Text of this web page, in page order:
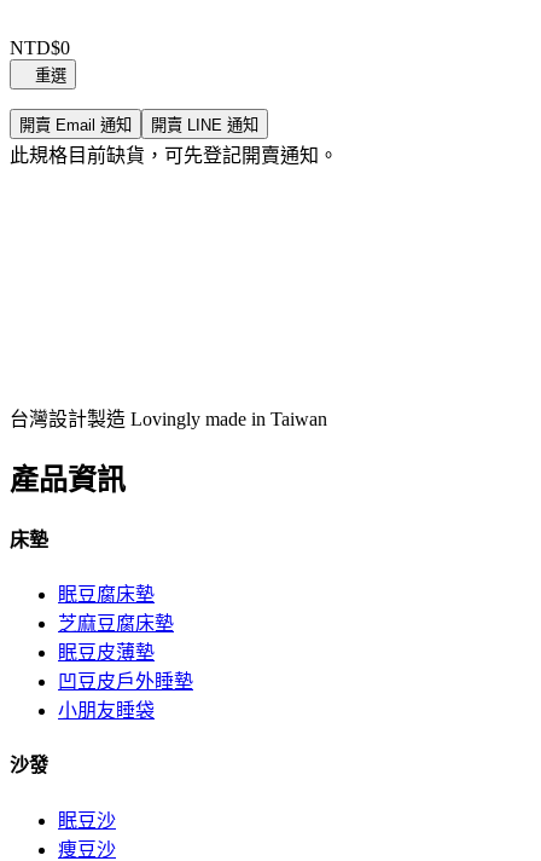
1
of
0
NTD$0
重選
開賣 Email 通知 開賣 LINE 通知
此規格目前缺貨，可先登記開賣通知。
台灣設計製造 Lovingly made in Taiwan
產品資訊
床墊
眠豆腐床墊
芝麻豆腐床墊
眠豆皮薄墊
凹豆皮戶外睡墊
小朋友睡袋
沙發
眠豆沙
痩豆沙